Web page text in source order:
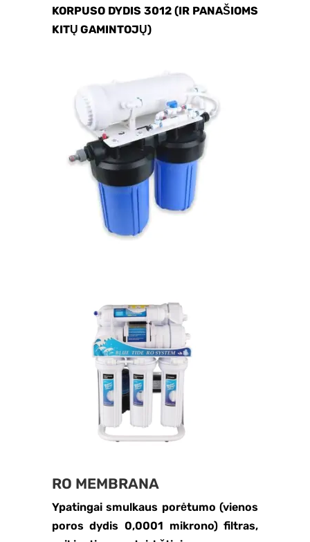
KORPUSO DYDIS 3012 (IR PANAŠIOMS
KITŲ GAMINTOJŲ)
RO MEMBRANA
Ypatingai smulkaus porėtumo (vienos
poros dydis 0,0001 mikrono) filtras,